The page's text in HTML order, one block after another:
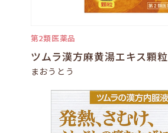
第2類医薬品
ツムラ漢方麻黄湯エキス顆粒
まおうとう